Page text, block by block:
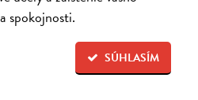
spokojnosti.
SÚHLASÍM